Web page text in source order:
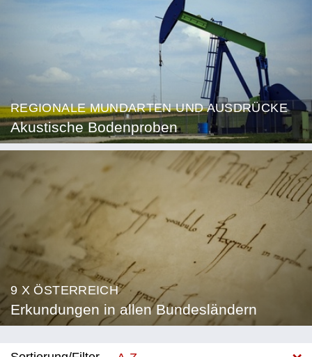
REGIONALE MUNDARTEN UND AUSDRÜCKE
Akustische Bodenproben
9 X ÖSTERREICH
Erkundungen in allen Bundesländern